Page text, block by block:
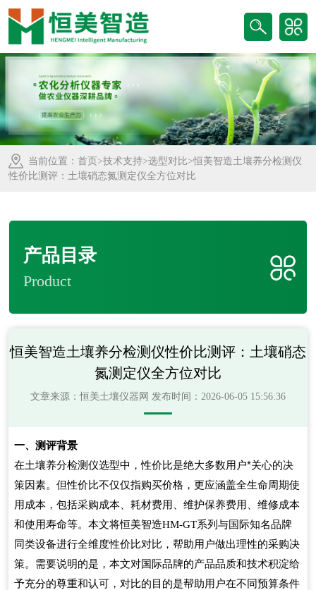
当前位置： 首页 >技术支持>选型对比>恒美智造土壤养分检测仪
性价比测评：土壤硝态氮测定仪全方位对比
产品目录
Product
恒美智造土壤养分检测仪性价比测评：土壤硝态
氮测定仪全方位对比
文章来源：恒美土壤仪器网 发布时间：2026-06-05 15:56:36
一、测评背景
在土壤养分检测仪选型中，性价比是绝大多数用户*关心的决
策因素。但性价比不仅仅指购买价格，更应涵盖全生命周期使
用成本，包括采购成本、耗材费用、维护保养费用、维修成本
和使用寿命等。本文将恒美智造HM-GT系列与国际知名品牌
同类设备进行全维度性价比对比，帮助用户做出理性的采购决
策。需要说明的是，本文对国际品牌的产品品质和技术积淀给
予充分的尊重和认可，对比的目的是帮助用户在不同预算条件